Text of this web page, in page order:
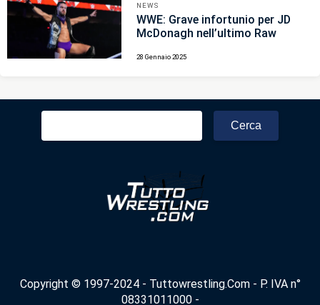
NEWS
WWE: Grave infortunio per JD
McDonagh nell’ultimo Raw
28 Gennaio 2025
Copyright © 1997-2024 - Tuttowrestling.Com - P. IVA n°
08331011000 -